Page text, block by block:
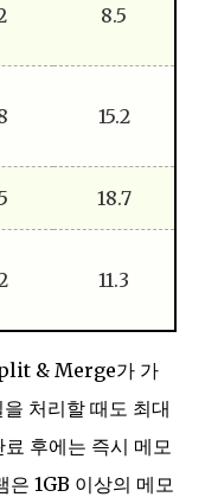
8.5
15.2
18.7
11.3
& Merge가 가
처리할 때도 최대
후에는 즉시 메모
1GB 이상의 메모